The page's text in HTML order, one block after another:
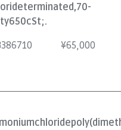
¥65,000